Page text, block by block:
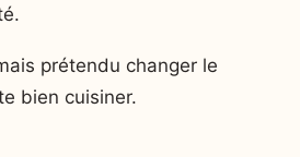
prétendu changer le
bien cuisiner.